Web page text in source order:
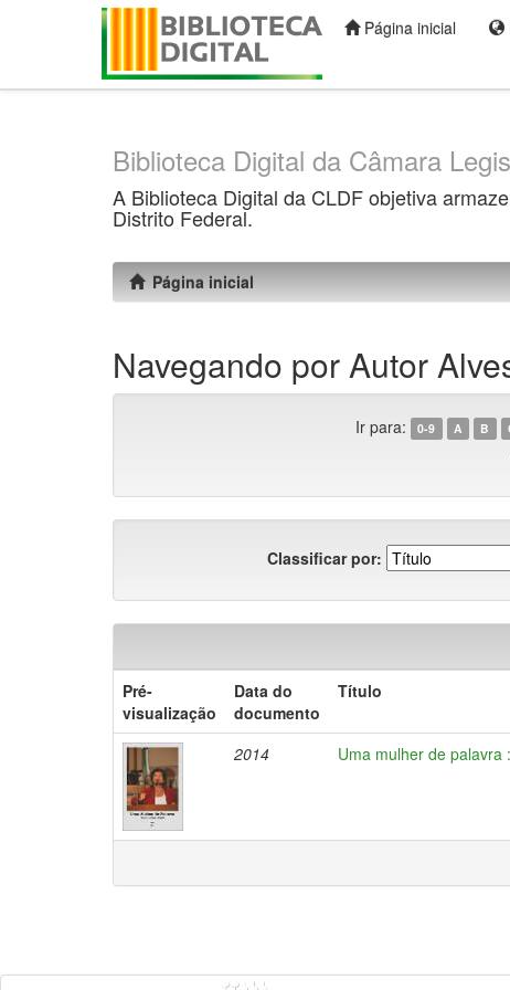
Página inicial
Biblioteca Digital da Câmara
A Biblioteca Digital da CLDF objetiva
Distrito Federal.
Página inicial
Navegando por Autor
Ir para: 0-9 A B
Classificar por:
Pré-
visualização
Data do
documento
Título
2014 Uma mulher de palavra